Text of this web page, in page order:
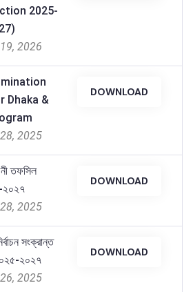
2025-
2026
Dhaka &
2025
DOWNLOAD
তফসিল
২০২৭
2025
DOWNLOAD
সংক্রান্ত
২০২৭
2025
DOWNLOAD